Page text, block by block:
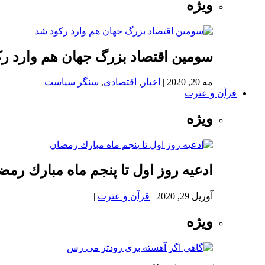
ویژه
سومین اقتصاد بزرگ جهان هم وارد
مه 20, 2020 | اخبار , اقتصادی, سنگر سیاست |
قرآن و عترت
ویژه
ادعيه روز اول تا پنجم ماه مبارك
آوریل 29, 2020 | قرآن و عترت |
ویژه